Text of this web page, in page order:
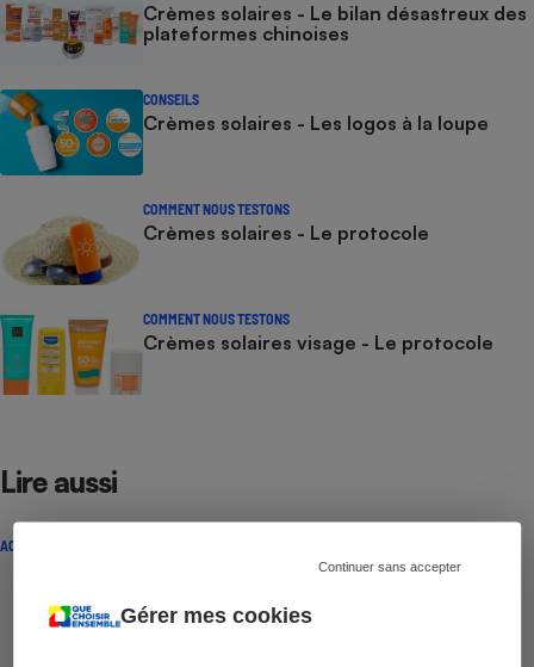
Gérer mes cookies
Continuer sans accepter
Crèmes solaires - Le bilan désastreux des
plateformes chinoises
CONSEILS
Crèmes solaires - Les logos à la loupe
COMMENT NOUS TESTONS
Crèmes solaires - Le protocole
COMMENT NOUS TESTONS
Crèmes solaires visage - Le protocole
Lire aussi
ACTUALITÉ